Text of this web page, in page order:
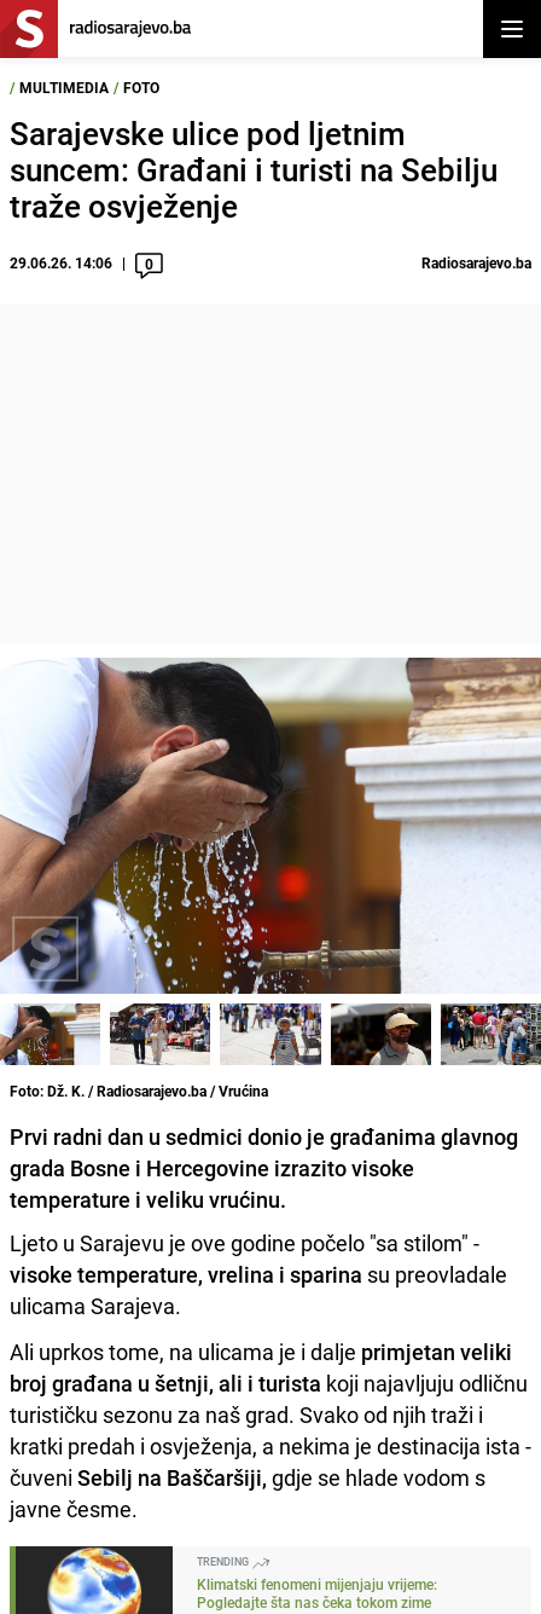
/ MULTIMEDIA / FOTO
Sarajevske ulice pod ljetnim
suncem: Građani i turisti na Sebilju
traže osvježenje
29.06.26. 14:06 0 Radiosarajevo.ba
Foto: Dž. K. / Radiosarajevo.ba / Vrućina
Prvi radni dan u sedmici donio je građanima glavnog
grada Bosne i Hercegovine izrazito visoke
temperature i veliku vrućinu.
Ljeto u Sarajevu je ove godine počelo "sa stilom" -
visoke temperature, vrelina i sparina su preovladale
ulicama Sarajeva.
Ali uprkos tome, na ulicama je i dalje primjetan veliki
broj građana u šetnji, ali i turista koji najavljuju odličnu
turističku sezonu za naš grad. Svako od njih traži i
kratki predah i osvježenja, a nekima je destinacija ista -
čuveni Sebilj na Baščaršiji, gdje se hlade vodom s
javne česme.
TRENDING
Klimatski fenomeni mijenjaju vrijeme:
Pogledajte šta nas čeka tokom zime